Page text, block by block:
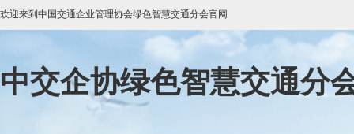
欢迎来到 中国交通企业管理协会绿色智慧交通分会官网
中交企协绿色智慧交通分